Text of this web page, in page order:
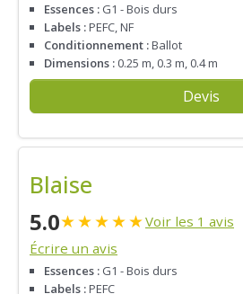
Essences : G1 - Bois durs
Labels :PEFC, NF
Conditionnement :Ballot
Dimensions : 0.25 m, 0.3 m, 0.4 m
Devis
Blaise
5.0★★★★★Voir les 1 avis
Écrire un avis
Essences : G1 - Bois durs
Labels :PEFC